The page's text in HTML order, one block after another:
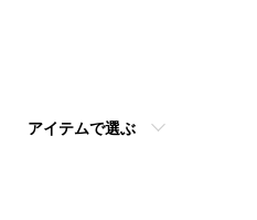
アイテムで選ぶ